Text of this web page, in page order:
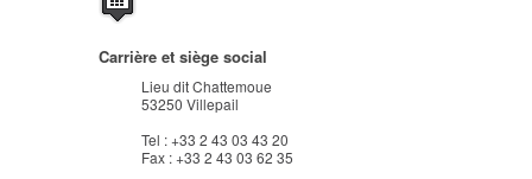
Carrière et siège social
Lieu dit Chattemoue
53250 Villepail
Tel : +33 2 43 03 43 20
Fax : +33 2 43 03 62 35